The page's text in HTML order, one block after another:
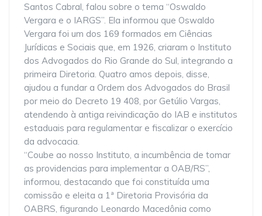
Santos Cabral, falou sobre o tema “Oswaldo
Vergara e o IARGS”. Ela informou que Oswaldo
Vergara foi um dos 169 formados em Ciências
Jurídicas e Sociais que, em 1926, criaram o Instituto
dos Advogados do Rio Grande do Sul, integrando a
primeira Diretoria. Quatro amos depois, disse,
ajudou a fundar a Ordem dos Advogados do Brasil
por meio do Decreto 19 408, por Getúlio Vargas,
atendendo à antiga reivindicação do IAB e institutos
estaduais para regulamentar e fiscalizar o exercício
da advocacia.
“Coube ao nosso Instituto, a incumbência de tomar
as providencias para implementar a OAB/RS”,
informou, destacando que foi constituída uma
comissão e eleita a 1ª Diretoria Provisória da
OABRS, figurando Leonardo Macedônia como